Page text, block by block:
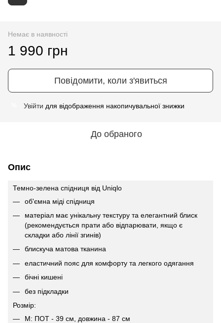
Немає в наявності
1 990 грн
Повідомити, коли з'явиться
Увійти для відображення накопичувальної знижки
До обраного
Опис
Темно-зелена спідниця вiд Uniqlo
об'ємна мiдi спідниця
матеріал має унікальну текстуру та елегантний блиск
(рекомендується прати або відпарювати, якщо є
складки або лінії згинів)
блискуча матова тканина
еластичний пояс для комфорту та легкого одягання
бiчнi кишенi
без пiдкладки
Розмір:
М: ПОТ - 39 см, довжина - 87 см